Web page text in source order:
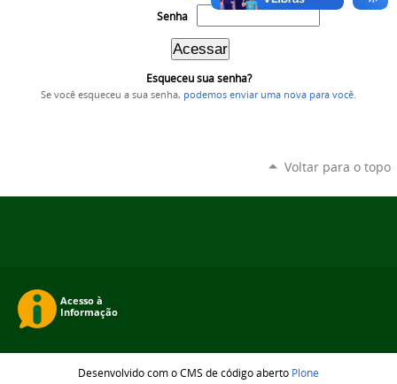
Senha
Esqueceu sua senha?
Se você esqueceu a sua senha, podemos enviar uma nova para você.
Voltar para o topo
Desenvolvido com o CMS de código aberto Plone